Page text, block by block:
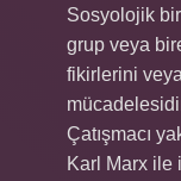
Sosyolojik
grup veya
fikirlerini
Çatışmacı
Karl Marx ile